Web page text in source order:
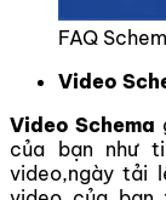
FAQ
Video
Video Schema
của bạn như
video,ngày tải